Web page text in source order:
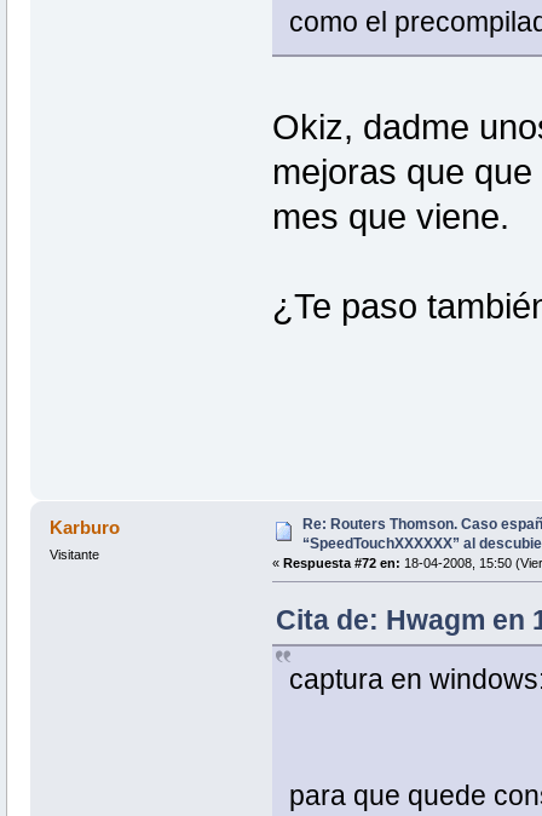
como el
Okiz, dadme
mejoras que
mes que viene.
¿Te paso
Karburo
Visitante
Re: Routers Thomson. Caso
“SpeedTouchXXXXXX” al
« Respuesta #72 en: 18-04-2008, 15:50
Cita de: Hwagm en
captura en
para que quede